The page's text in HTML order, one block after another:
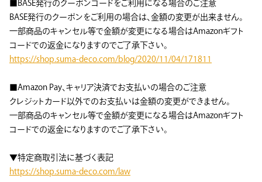
■BASE発行のクーポンコードをご利用になる場合のご注意
BASE発行のクーポンをご利用の場合は、金額の変更が出来ません。
一部商品のキャンセル等で金額が変更になる場合はAmazonギフト
コードでの返金になりますのでご了承下さい。
https://shop.suma-deco.com/blog/2020/11/04/171811
■Amazon Pay、キャリア決済でお支払いの場合のご注意
クレジットカード以外でのお支払いは金額の変更ができません。
一部商品のキャンセル等で金額が変更になる場合はAmazonギフト
コードでの返金になりますのでご了承下さい。
▼特定商取引法に基づく表記
https://shop.suma-deco.com/law